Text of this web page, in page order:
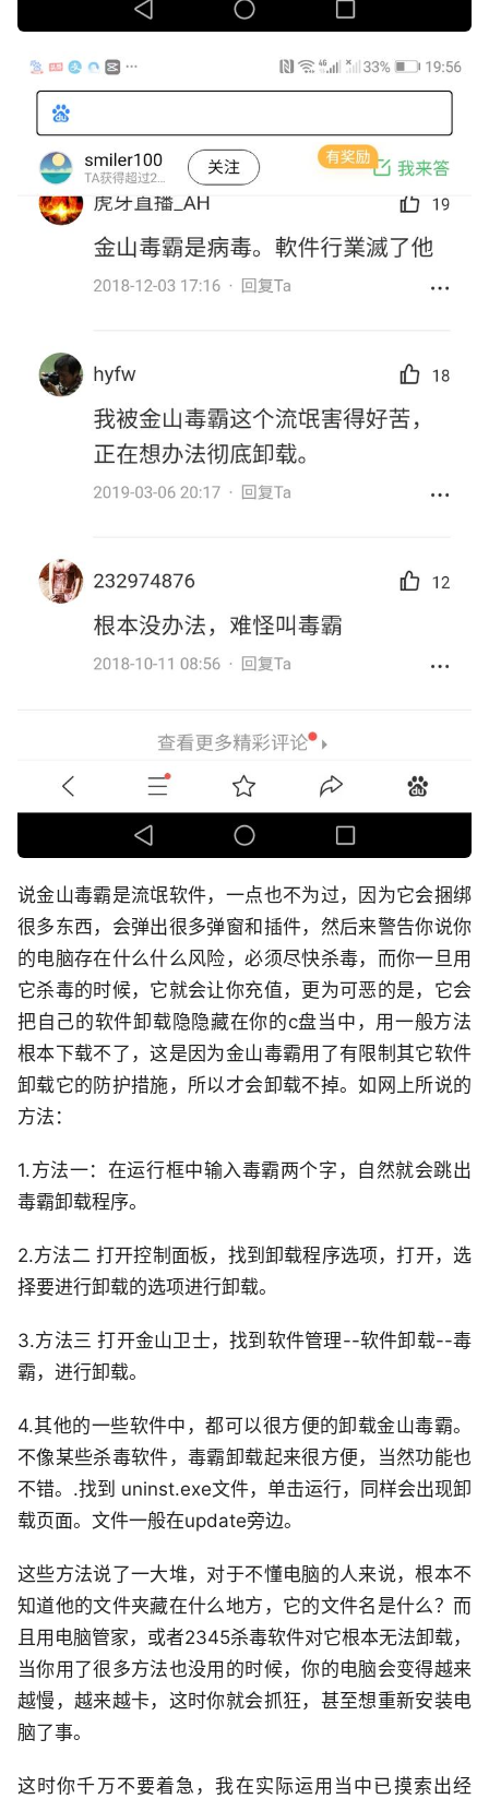
说金山毒霸是流氓软件，一点也不为过，因为它会捆绑
很多东西，会弹出很多弹窗和插件，然后来警告你说你
的电脑存在什么什么风险，必须尽快杀毒，而你一旦用
它杀毒的时候，它就会让你充值，更为可恶的是，它会
把自己的软件卸载隐隐藏在你的c盘当中，用一般方法
根本下载不了，这是因为金山毒霸用了有限制其它软件
卸载它的防护措施，所以才会卸载不掉。如网上所说的
方法：
1.方法一：在运行框中输入毒霸两个字，自然就会跳出
毒霸卸载程序。
2.方法二 打开控制面板，找到卸载程序选项，打开，选
择要进行卸载的选项进行卸载。
3.方法三 打开金山卫士，找到软件管理--软件卸载--毒
霸，进行卸载。
4.其他的一些软件中，都可以很方便的卸载金山毒霸。
不像某些杀毒软件，毒霸卸载起来很方便，当然功能也
不错。.找到 uninst.exe文件，单击运行，同样会出现卸
载页面。文件一般在update旁边。
这些方法说了一大堆，对于不懂电脑的人来说，根本不
知道他的文件夹藏在什么地方，它的文件名是什么？而
且用电脑管家，或者2345杀毒软件对它根本无法卸载，
当你用了很多方法也没用的时候，你的电脑会变得越来
越慢，越来越卡，这时你就会抓狂，甚至想重新安装电
脑了事。
这时你千万不要着急，我在实际运用当中已摸索出经